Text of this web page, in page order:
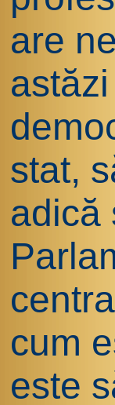
are
stat,
adică
cum
este